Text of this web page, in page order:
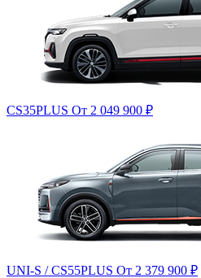
CS35PLUS От 2 049 900 ₽
UNI-S / CS55PLUS От 2 379 900 ₽